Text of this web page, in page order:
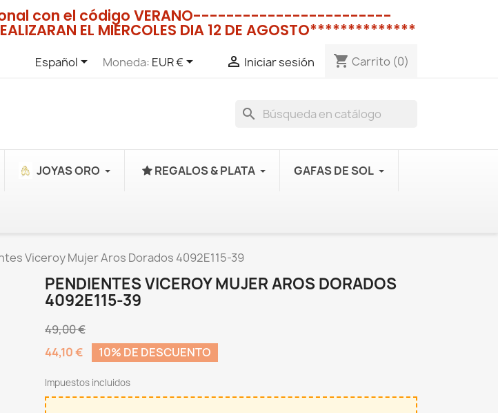
con el código VERANO------------------------
EL MIERCOLES DIA 12 DE AGOSTO**************
Español Moneda: EUR €  Iniciar sesión shopping_cart Carrito (0)
search
JOYAS ORO REGALOS & PLATA GAFAS DE SOL
Viceroy Mujer Aros Dorados 4092E115-39
PENDIENTES VICEROY MUJER AROS DORADOS
4092E115-39
49,00 €
44,10 €
10% DE DESCUENTO
Impuestos incluidos